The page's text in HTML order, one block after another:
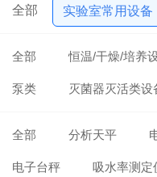
全部 实验室常用设备
全部 恒温/干燥/培养
泵类 灭菌器灭活类设
全部 分析天平
电子台秤 吸水率测定